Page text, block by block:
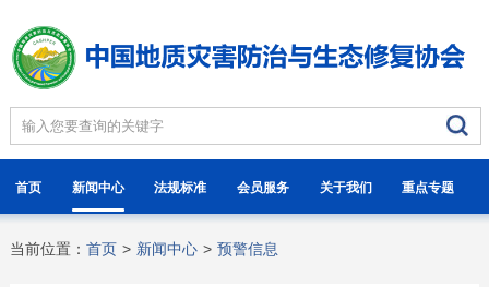
首页 新闻中心 法规标准 会员服务 关于我们 重点专题
当前位置： 首页 > 新闻中心 > 预警信息